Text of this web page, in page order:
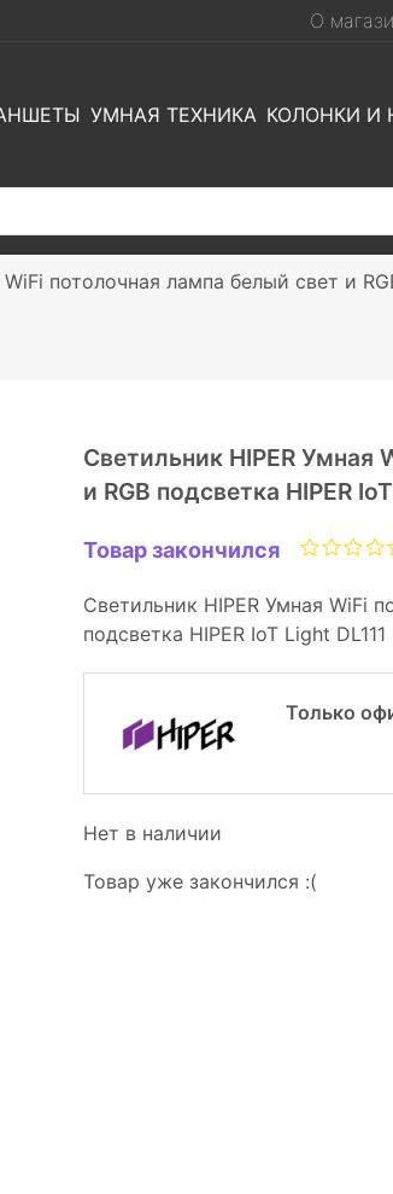
О
УМНАЯ ТЕХНИКА КОЛОНКИ И
потолочная лампа белый свет и
Светильник HIPER Умная
и RGB подсветка HIPER
Товар закончился
Светильник HIPER Умная WiFi
подсветка HIPER IoT Light DL111
Только
Нет в наличии
Товар уже закончился :(